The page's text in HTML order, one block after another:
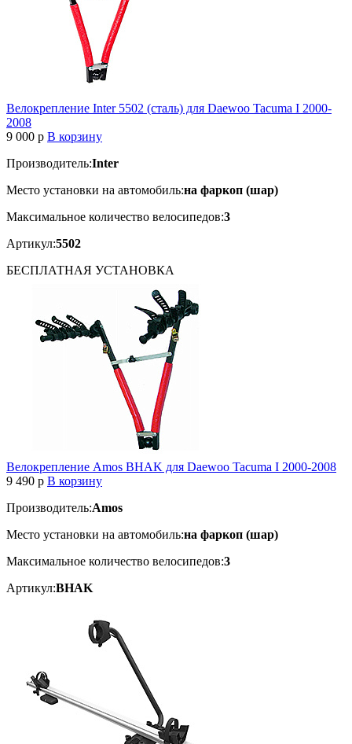
Велокрепление Inter 5502 (сталь) для Daewoo Tacuma I 2000-
2008
9 000 p В корзину
Производитель:Inter
Место установки на автомобиль:на фаркоп (шар)
Максимальное количество велосипедов:3
Артикул:5502
БЕСПЛАТНАЯ УСТАНОВКА
Велокрепление Amos BHAK для Daewoo Tacuma I 2000-2008
9 490 p В корзину
Производитель:Amos
Место установки на автомобиль:на фаркоп (шар)
Максимальное количество велосипедов:3
Артикул:BHAK